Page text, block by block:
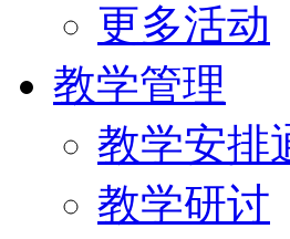
更多活动
教学管理
教学安排
教学研讨